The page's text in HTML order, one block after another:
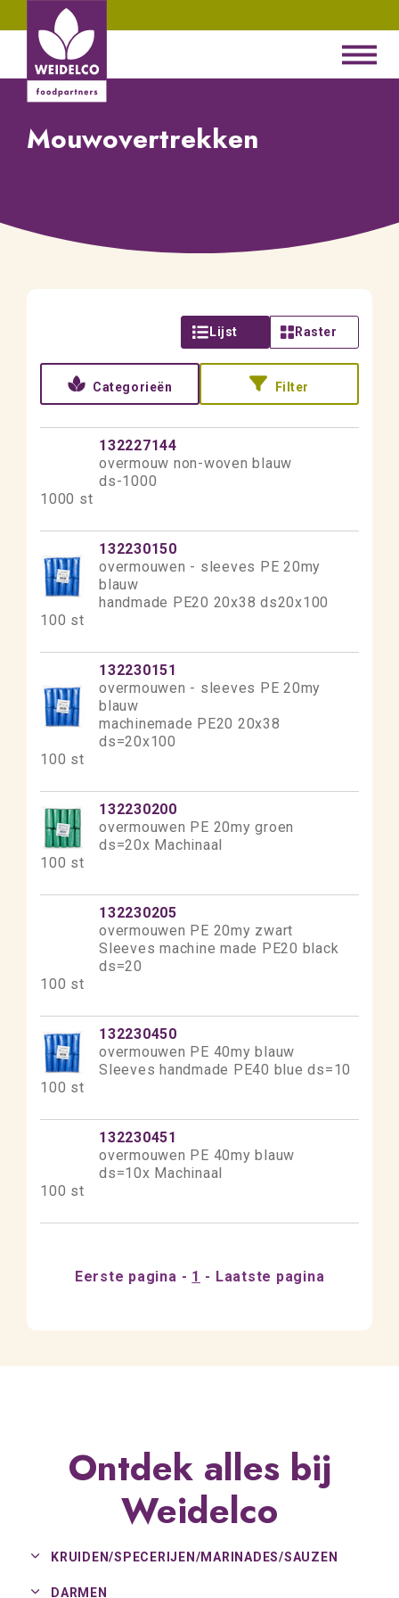
Mouwovertrekken
Lijst Raster
Categorieën Filter
132227144
overmouw non-woven blauw
ds-1000
1000 st
132230150
overmouwen - sleeves PE 20my
blauw
handmade PE20 20x38 ds20x100
100 st
132230151
overmouwen - sleeves PE 20my
blauw
machinemade PE20 20x38
ds=20x100
100 st
132230200
overmouwen PE 20my groen
ds=20x Machinaal
100 st
132230205
overmouwen PE 20my zwart
Sleeves machine made PE20 black
ds=20
100 st
132230450
overmouwen PE 40my blauw
Sleeves handmade PE40 blue ds=10
100 st
132230451
overmouwen PE 40my blauw
ds=10x Machinaal
100 st
Eerste pagina 1 Laatste pagina
Ontdek alles bij
Weidelco
KRUIDEN/SPECERIJEN/MARINADES/SAUZEN
DARMEN